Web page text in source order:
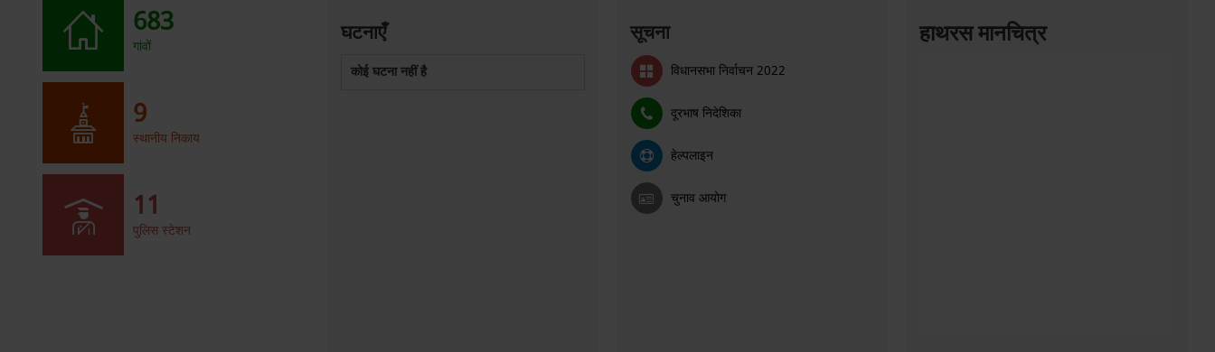
683
गांवों
9
स्थानीय निकाय
11
पुलिस स्टेशन
घटनाएँ
कोई घटना नहीं है
सूचना
विधानसभा निर्वाचन 2022
दूरभाष निदेशिका
हेल्पलाइन
चुनाव आयोग
हाथरस मानचित्र